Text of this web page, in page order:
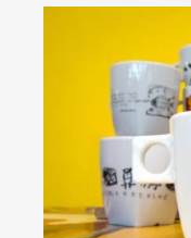
Actualités